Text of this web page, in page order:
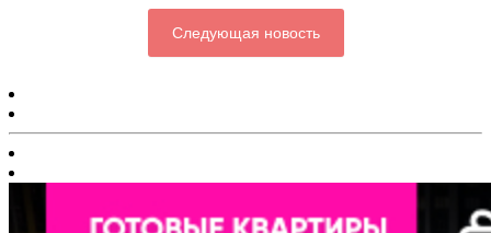
Следующая новость